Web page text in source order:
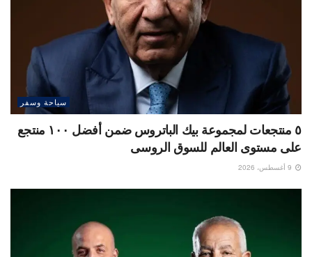
سياحة وسفر
٥ منتجعات لمجموعة بيك الباتروس ضمن أفضل ١٠٠ منتجع
على مستوى العالم للسوق الروسى